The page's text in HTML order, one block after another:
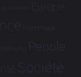
Brésil Europe
Hommage
People
Société